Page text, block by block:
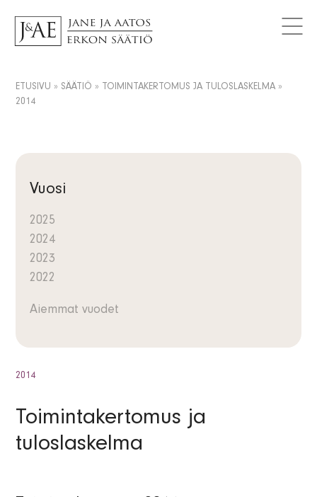
Logot
Yhteystiedot
Tutki avustuksia
AJANKOHTAISTA
Uutiset
FI
ETUSIVU » SÄÄTIÖ » TOIMINTAKERTOMUS JA TULOSLASKELMA »
2014
Vuosi
2025
2024
2023
2022
Aiemmat vuodet
2014
Toimintakertomus ja
tuloslaskelma